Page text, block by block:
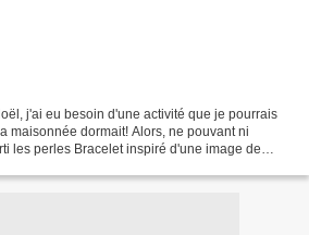
j'ai eu besoin d'une activité que je pourrais
maisonnée dormait! Alors, ne pouvant ni
les perles Bracelet inspiré d'une image de